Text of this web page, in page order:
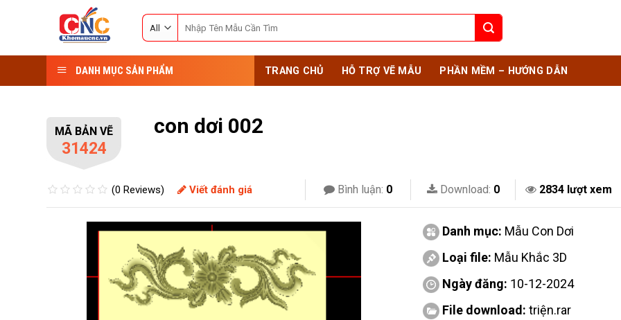
for:
DANH MỤC SẢN PHẨM TRANG CHỦ HỖ TRỢ VẼ MẪU PHẦN MỀM – HƯỚNG DẪN
MÃ BẢN VẼ
31424
con dơi 002
(0 Reviews) Viết đánh giá Bình luận: 0 Download: 0 2834 lượt xem
Danh mục: Mẫu Con Dơi
Loại file: Mẫu Khắc 3D
Ngày đăng: 10-12-2024
File download: triện.rar